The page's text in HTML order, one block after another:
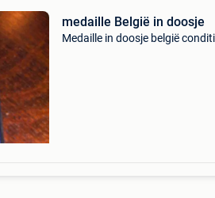
medaille België in doosje
Medaille in doosje belgië